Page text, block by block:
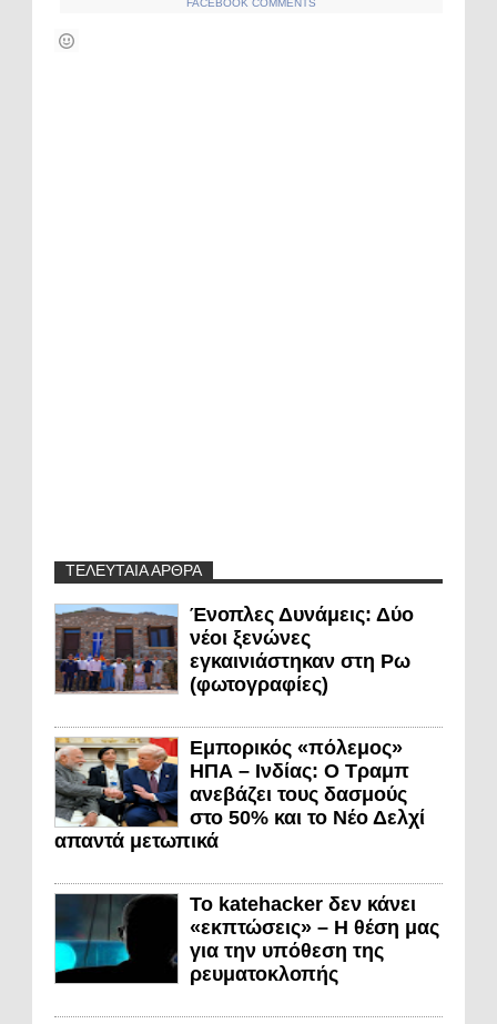
FACEBOOK COMMENTS
ΤΕΛΕΥΤΑΙΑ ΑΡΘΡΑ
Ένοπλες Δυνάμεις: Δύο
νέοι ξενώνες
εγκαινιάστηκαν στη Ρω
(φωτογραφίες)
Εμπορικός «πόλεμος»
ΗΠΑ – Ινδίας: Ο Τραμπ
ανεβάζει τους δασμούς
στο 50% και το Νέο Δελχί
απαντά μετωπικά
Το katehacker δεν κάνει
«εκπτώσεις» – Η θέση μας
για την υπόθεση της
ρευματοκλοπής